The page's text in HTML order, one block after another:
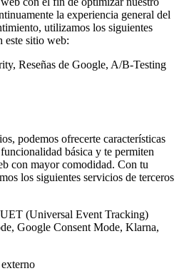
la experiencia general del
utilizamos los siguientes
este sitio web:
Reseñas de Google, A/B-Testing
podemos ofrecerte características
básica y te permiten
con mayor comodidad. Con tu
los siguientes servicios de terceros
(Universal Event Tracking)
Google Consent Mode, Klarna,